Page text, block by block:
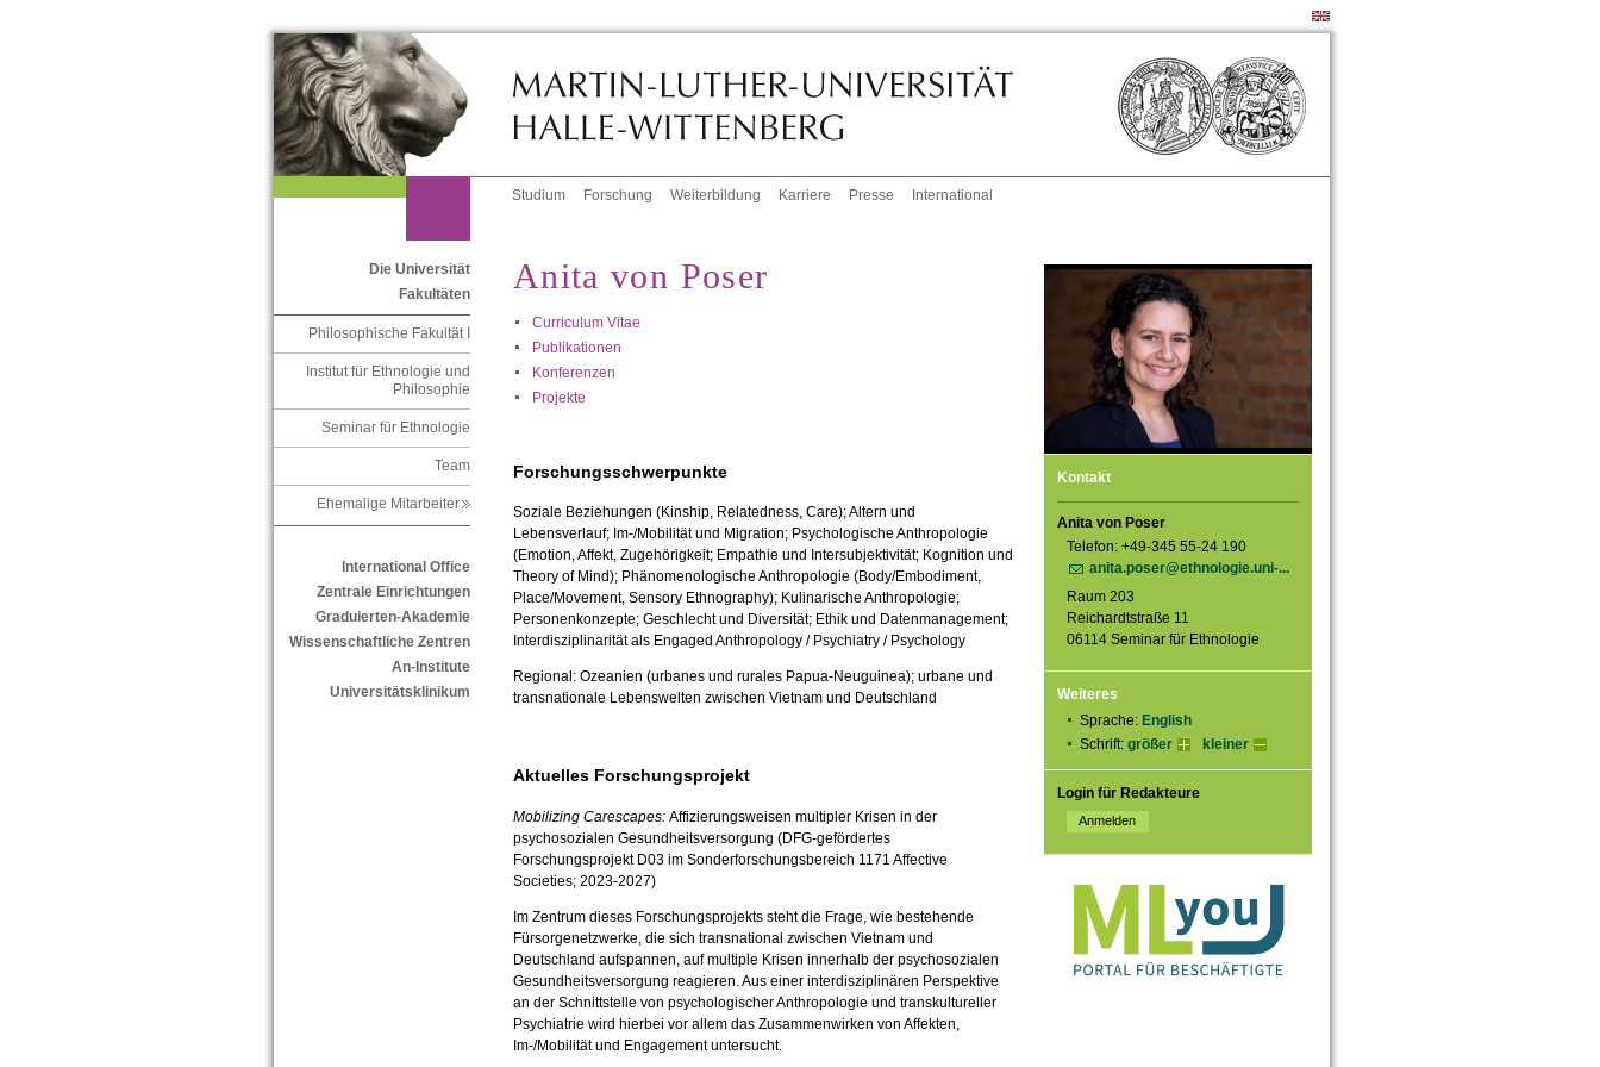
Studium Forschung Weiterbildung Karriere Presse International
Die Universität
Fakultäten
Philosophische Fakultät I
Institut für Ethnologie und
Philosophie
Seminar für Ethnologie
Team
Ehemalige Mitarbeiter
International Office
Zentrale Einrichtungen
Graduierten-Akademie
Wissenschaftliche Zentren
An-Institute
Universitätsklinikum
Kontakt
Anita von Poser
Telefon: +49-345 55-24 190
anita.poser@ethnologie.uni-...
Raum 203
Reichardtstraße 11
06114 Seminar für Ethnologie
Weiteres
Sprache: English
Schrift: größer kleiner
Login für Redakteure
Anita von Poser
Curriculum Vitae
Publikationen
Konferenzen
Projekte
Forschungsschwerpunkte
Soziale Beziehungen (Kinship, Relatedness, Care); Altern und
Lebensverlauf; Im-/Mobilität und Migration; Psychologische Anthropologie
(Emotion, Affekt, Zugehörigkeit; Empathie und Intersubjektivität; Kognition und
Theory of Mind); Phänomenologische Anthropologie (Body/Embodiment,
Place/Movement, Sensory Ethnography); Kulinarische Anthropologie;
Personenkonzepte; Geschlecht und Diversität; Ethik und Datenmanagement;
Interdisziplinarität als Engaged Anthropology / Psychiatry / Psychology
Regional: Ozeanien (urbanes und rurales Papua-Neuguinea); urbane und
transnationale Lebenswelten zwischen Vietnam und Deutschland
Aktuelles Forschungsprojekt
Mobilizing Carescapes: Affizierungsweisen multipler Krisen in der
psychosozialen Gesundheitsversorgung (DFG-gefördertes
Forschungsprojekt D03 im Sonderforschungsbereich 1171 Affective
Societies; 2023-2027)
Im Zentrum dieses Forschungsprojekts steht die Frage, wie bestehende
Fürsorgenetzwerke, die sich transnational zwischen Vietnam und
Deutschland aufspannen, auf multiple Krisen innerhalb der psychosozialen
Gesundheitsversorgung reagieren. Aus einer interdisziplinären Perspektive
an der Schnittstelle von psychologischer Anthropologie und transkultureller
Psychiatrie wird hierbei vor allem das Zusammenwirken von Affekten,
Im-/Mobilität und Engagement untersucht.